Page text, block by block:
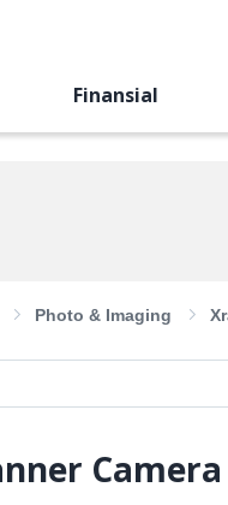
Finansial
Photo & Imaging
Camera